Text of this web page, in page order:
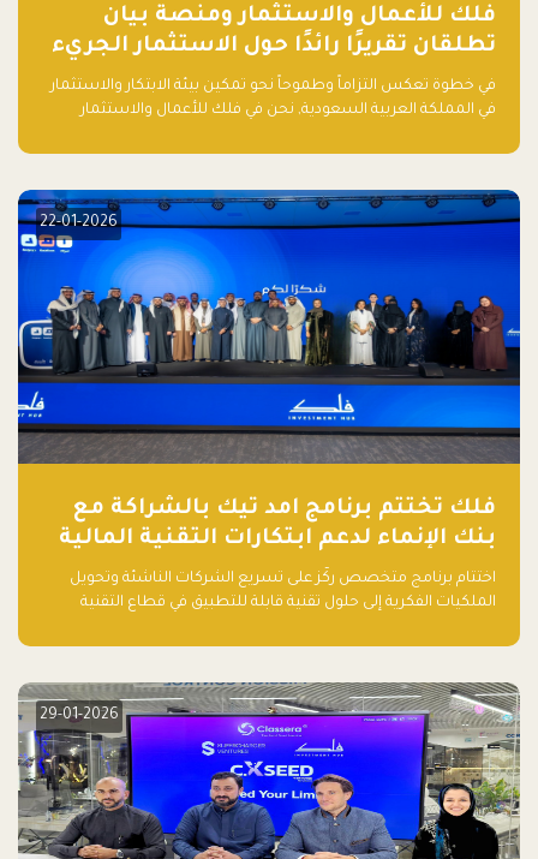
فلك للأعمال والاستثمار ومنصة بيان
تطلقان تقريرًا رائدًا حول الاستثمار الجريء
في الذكاء الاصطناعي بالمملكة العربية
السعودية
في خطوة تعكس التزاماً وطموحاً نحو تمكين بيئة الابتكار والاستثمار
في المملكة العربية السعودية, نحن في فلك للأعمال والاستثمار
الذكاء الاصطناعي: خارطة الطريق للمستثمرين ورواد الأعمال في
22-01-2026
فلك تختتم برنامج امد تيك بالشراكة مع
بنك الإنماء لدعم ابتكارات التقنية المالية
اختتام برنامج متخصص ركّز على تسريع الشركات الناشئة وتحويل
الملكيات الفكرية إلى حلول تقنية قابلة للتطبيق في قطاع التقنية
29-01-2026